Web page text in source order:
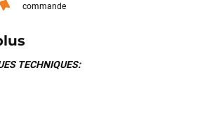
commande
TECHNIQUES: